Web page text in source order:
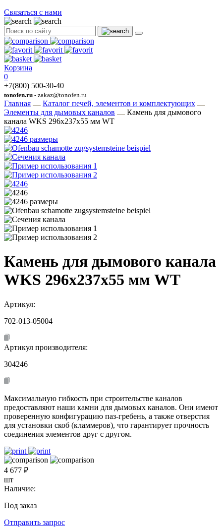
Связаться с нами
Корзина
0
+7(800) 500-30-40
tonofen.ru - zakaz@tonofen.ru
Главная
Каталог печей, элементов и комплектующих
Элементы для дымовых каналов
Камень для дымового
канала WKS 296x237x55 мм WT
Камень для дымового канала
WKS 296x237x55 мм WT
Артикул:
702-013-05004
Артикул производителя:
304246
Максимальную гибкость при строительстве каналов
предоставляют наши камни для дымовых каналов. Они имеют
проверенную конфигурацию паз-гребень, а также отверстия
для установки скоб (кламмеров), что гарантирует прочность
соединения элементов друг с другом.
4 677 ₽
шт
Наличие:
Под заказ
Отправить запрос